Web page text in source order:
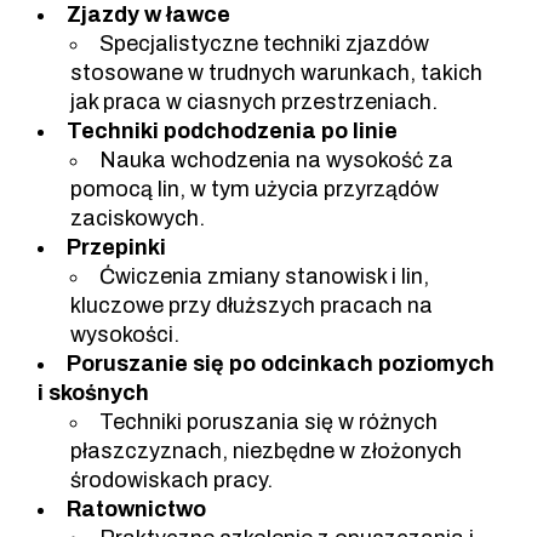
Zjazdy w ławce
Specjalistyczne techniki zjazdów
stosowane w trudnych warunkach, takich
jak praca w ciasnych przestrzeniach.
Techniki podchodzenia po linie
Nauka wchodzenia na wysokość za
pomocą lin, w tym użycia przyrządów
zaciskowych.
Przepinki
Ćwiczenia zmiany stanowisk i lin,
kluczowe przy dłuższych pracach na
wysokości.
Poruszanie się po odcinkach poziomych
i skośnych
Techniki poruszania się w różnych
płaszczyznach, niezbędne w złożonych
środowiskach pracy.
Ratownictwo